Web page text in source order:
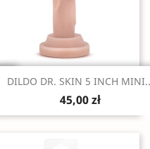
Szybki podgląd
DILDO DR. SKIN 5 INCH
45,00 zł